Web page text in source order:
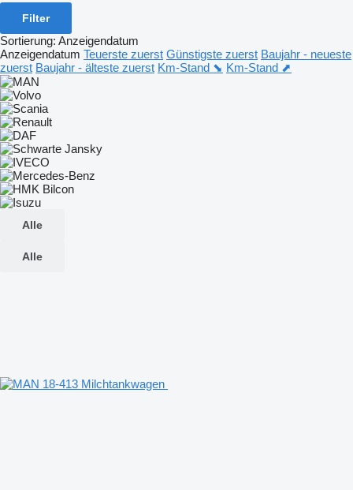
Filter
Sortierung: Anzeigendatum
Anzeigendatum Teuerste zuerst Günstigste zuerst Baujahr - neueste
zuerst Baujahr - älteste zuerst Km-Stand ⬊ Km-Stand ⬈
Alle
Alle